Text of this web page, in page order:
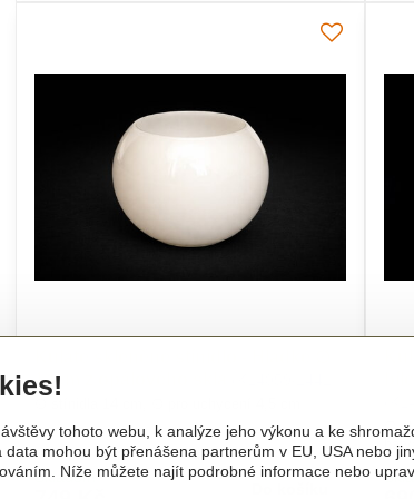
14cm z opálového skla
Skladem
∅
tohoto webu, k analýze jeho výkonu a ke
mohou být přenášena partnerům v EU, USA nebo
Níže můžete najít podrobné informace nebo